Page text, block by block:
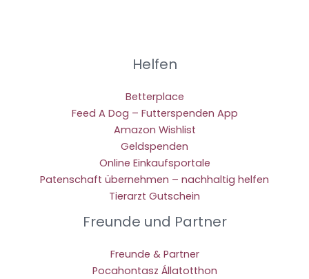
Helfen
Betterplace
Feed A Dog – Futterspenden App
Amazon Wishlist
Geldspenden
Online Einkaufsportale
Patenschaft übernehmen – nachhaltig helfen
Tierarzt Gutschein
Freunde und Partner
Freunde & Partner
Pocahontasz Állatotthon